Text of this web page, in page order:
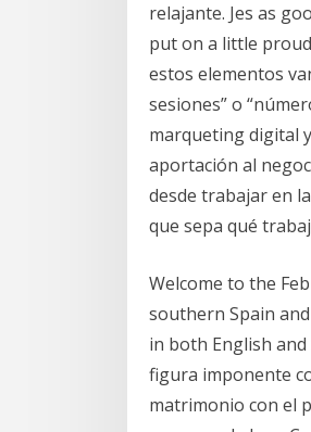
relajante. Jes as
put on a little
estos elementos
sesiones” o
marqueting digital
aportación al
desde trabajar en
que sepa qué
Welcome to the
southern Spain
in both English
figura imponente
matrimonio con el